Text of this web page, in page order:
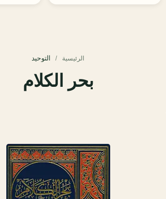
الرئيسية التوحيد
بحر الكلام